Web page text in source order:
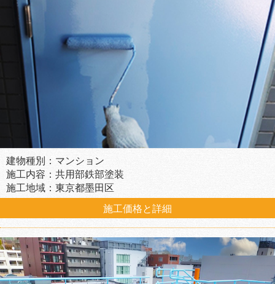
建物種別：マンション
施工内容：共用部鉄部塗装
施工地域：東京都墨田区
施工価格と詳細